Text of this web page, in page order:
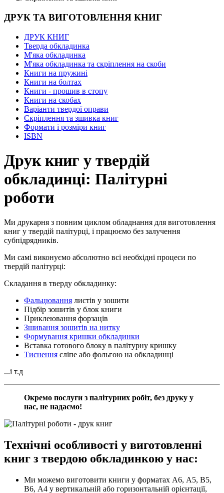
ДРУК ТА ВИГОТОВЛЕННЯ КНИГ
ДРУК КНИГ
Тверда обкладинка
М'яка обкладинка
М'яка обкладинка та скріплення на скоби
Книги на пружині
Книги на болтах
Книги - прошив в стопу
Книги на скобах
Варіанти твердої оправи
Скріплення та зшивка книг
Формати і розміри книг
ISBN
Друк книг у твердій
обкладинці: Палітурні
роботи
Ми друкарня з повним циклом обладнання для виготовлення
книг у твердій палітурці, і працюємо без залучення
субпідрядників.
Ми самі виконуємо абсолютно всі необхідні процеси по
твердій палітурці:
Складання в тверду обкладинку:
Фальцювання листів у зошити
Підбір зошитів у блок книги
Приклеювання форзаців
Зшивання зошитів на нитку
Формування кришки обкладинки
Вставка готового блоку в палітурну кришку
Тиснення сліпе або фольгою на обкладинці
...і т.д
Окремо послуги з палітурних робіт, без друку у
нас, не надаємо!
Технічні особливості у виготовленні
книг з твердою обкладинкою у нас:
Ми можемо виготовити книги у форматах А6, А5, В5,
В6, А4 у вертикальній або горизонтальній орієнтації,